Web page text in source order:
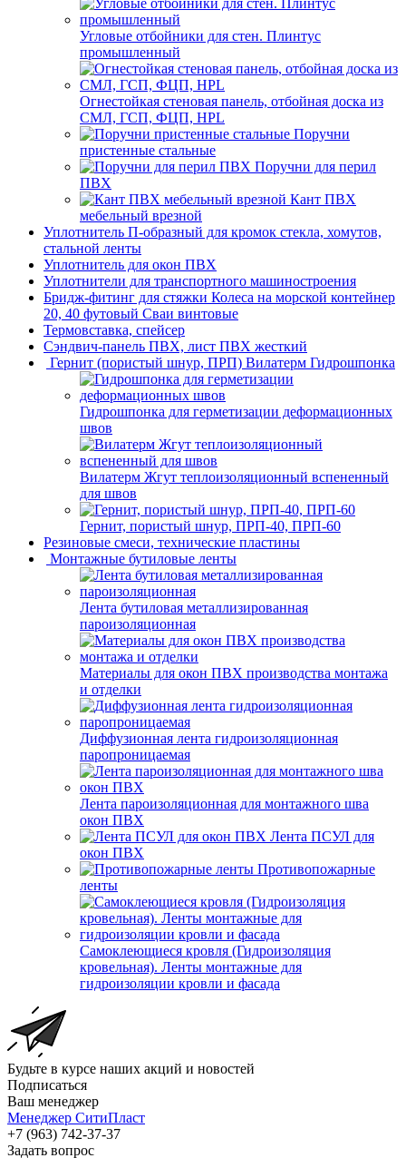
Угловые отбойники для стен. Плинтус
промышленный
Огнестойкая стеновая панель, отбойная доска из
СМЛ, ГСП, ФЦП, HPL
Поручни
пристенные стальные
Поручни для перил
ПВХ
Кант ПВХ
мебельный врезной
Уплотнитель П-образный для кромок стекла, хомутов,
стальной ленты
Уплотнитель для окон ПВХ
Уплотнители для транспортного машиностроения
Бридж-фитинг для стяжки Колеса на морской контейнер
20, 40 футовый Сваи винтовые
Термовставка, спейсер
Сэндвич-панель ПВХ, лист ПВХ жесткий
Гернит (пористый шнур, ПРП) Вилатерм Гидрошпонка
Гидрошпонка для герметизации деформационных
швов
Вилатерм Жгут теплоизоляционный вспененный
для швов
Гернит, пористый шнур, ПРП-40, ПРП-60
Резиновые смеси, технические пластины
Монтажные бутиловые ленты
Лента бутиловая металлизированная
пароизоляционная
Материалы для окон ПВХ производства монтажа
и отделки
Диффузионная лента гидроизоляционная
паропроницаемая
Лента пароизоляционная для монтажного шва
окон ПВХ
Лента ПСУЛ для
окон ПВХ
Противопожарные
ленты
Самоклеющиеся кровля (Гидроизоляция
кровельная). Ленты монтажные для
гидроизоляции кровли и фасада
Будьте в курсе наших акций и новостей
Подписаться
Ваш менеджер
Менеджер СитиПласт
+7 (963) 742-37-37
Задать вопрос